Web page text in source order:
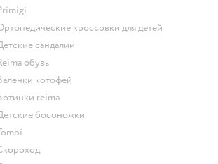
Primigi
Ортопедические кроссовки для детей
Детские сандалии
Reima обувь
Валенки котофей
Ботинки reima
Детские босоножки
Tombi
Скороход